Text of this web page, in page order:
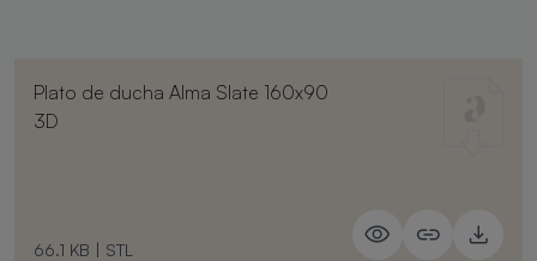
Plato de ducha Alma Slate 160x90
3D
66.1 KB | STL